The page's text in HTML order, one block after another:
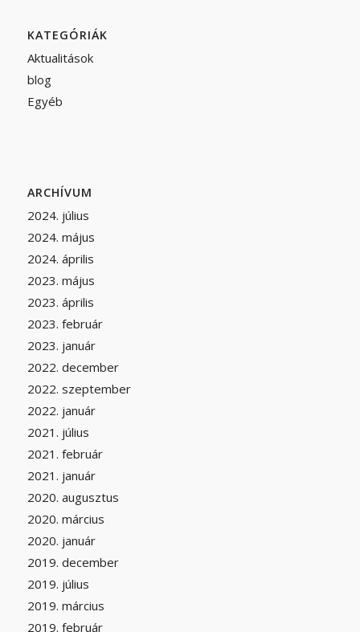
KATEGÓRIÁK
Aktualitások
blog
Egyéb
ARCHÍVUM
2024. július
2024. május
2024. április
2023. május
2023. április
2023. február
2023. január
2022. december
2022. szeptember
2022. január
2021. július
2021. február
2021. január
2020. augusztus
2020. március
2020. január
2019. december
2019. július
2019. március
2019. február